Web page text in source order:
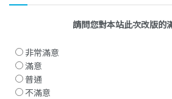
請問您對本站此次改版的
非常滿意
滿意
普通
不滿意